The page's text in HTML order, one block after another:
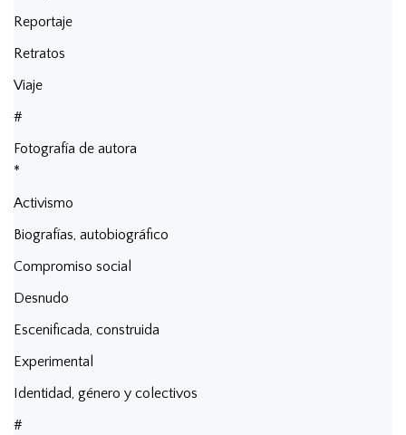
Reportaje
Retratos
Viaje
#
Fotografía de autora
*
Activismo
Biografías, autobiográfico
Compromiso social
Desnudo
Escenificada, construida
Experimental
Identidad, género y colectivos
#